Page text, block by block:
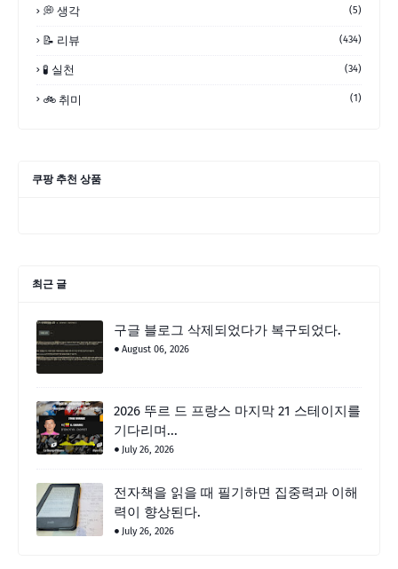
💭 생각 (5)
📝 리뷰 (434)
🧪 실천 (34)
🚲 취미 (1)
쿠팡 추천 상품
최근 글
구글 블로그 삭제되었다가 복구되었다.
August 06, 2026
2026 뚜르 드 프랑스 마지막 21 스테이지를
기다리며...
July 26, 2026
전자책을 읽을 때 필기하면 집중력과 이해
력이 향상된다.
July 26, 2026